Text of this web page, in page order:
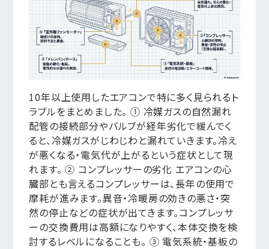
10年以上使用したエアコンで特に多く見られるト
ラブルをまとめました。 ① 冷媒ガスの自然漏れ
配管の接続部分やバルブが経年劣化で緩んでく
ると、冷媒ガスがじわじわと漏れていきます。冷え
が悪くなる・電気代が上がるという症状として現
れます。 ② コンプレッサーの劣化 エアコンの心
臓部とも言えるコンプレッサーは、長年の使用で
摩耗が進みます。異音・冷暖房の効きの悪さ・突
然の停止などの症状が出てきます。コンプレッサ
ーの交換費用は高額になりやすく、本体交換を検
討するレベルになることも。 ③ 電気系統・基板の